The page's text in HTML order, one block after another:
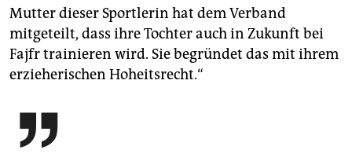
Mutter dieser Sportlerin hat dem Verband
mitgeteilt, dass ihre Tochter auch in Zukunft bei
Fajfr trainieren wird. Sie begründet das mit ihrem
erzieherischen Hoheitsrecht.“
